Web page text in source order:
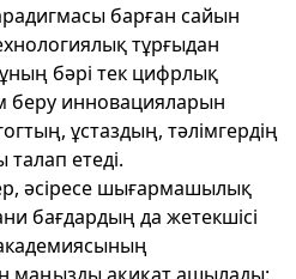
барған сайын
тұрғыдан
бәрі тек цифрлық
беру инновацияларын
ұстаздың, тәлімгердің
етеді.
әсіресе шығармашылық
бағдардың да жетекшісі
маңызды ақиқат ашылады: